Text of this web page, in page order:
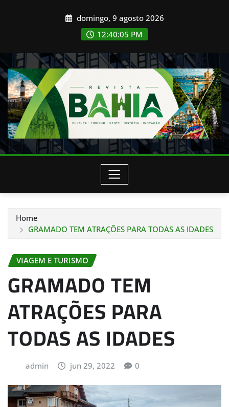
domingo, 9 agosto 2026
12:40:07 PM
Home
GRAMADO TEM ATRAÇÕES PARA TODAS AS IDADES
VIAGEM E TURISMO
GRAMADO TEM
ATRAÇÕES PARA
TODAS AS IDADES
admin jun 29, 2022 0